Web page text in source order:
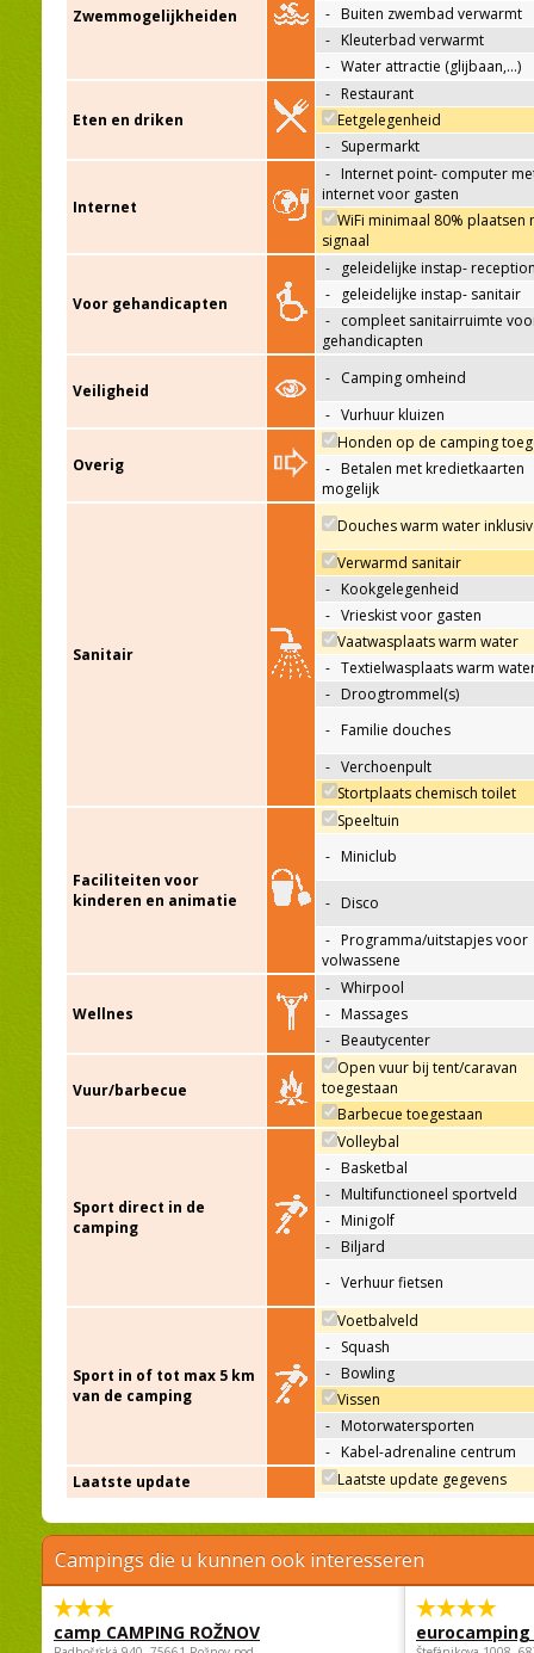
Zwemmogelijkheiden
- Buiten zwembad verwarmt
- Kleuterbad verwarmt
- Water attractie (glijbaan,…)
Eten en driken
- Restaurant
Eetgelegenheid
- Supermarkt
Internet
- Internet point- computer
internet voor gasten
WiFi minimaal 80% plaatsen
signaal
Voor gehandicapten
-
geleidelijke instap-
-
geleidelijke instap- sanitair
- compleet sanitairruimte
gehandicapten
Veiligheid
- Camping omheind
- Vurhuur kluizen
Overig
Honden op de camping
- Betalen met kredietkaarten
mogelijk
Sanitair
Douches warm water
Verwarmd sanitair
- Kookgelegenheid
- Vrieskist voor gasten
Vaatwasplaats warm water
- Textielwasplaats warm
- Droogtrommel(s)
- Familie douches
- Verchoenpult
Stortplaats chemisch toilet
Faciliteiten voor
kinderen en animatie
Speeltuin
- Miniclub
- Disco
- Programma/uitstapjes voor
volwassene
Wellnes
- Whirpool
- Massages
- Beautycenter
Vuur/barbecue
Open vuur bij tent/caravan
toegestaan
Barbecue toegestaan
Sport direct in de
camping
Volleybal
- Basketbal
- Multifunctioneel sportveld
- Minigolf
- Biljard
- Verhuur fietsen
Sport in of tot max 5 km
van de camping
Voetbalveld
- Squash
- Bowling
Vissen
- Motorwatersporten
- Kabel-adrenaline centrum
Laatste update
Laatste update gegevens
Campings die u kunnen ook interesseren
camp CAMPING ROŽNOV